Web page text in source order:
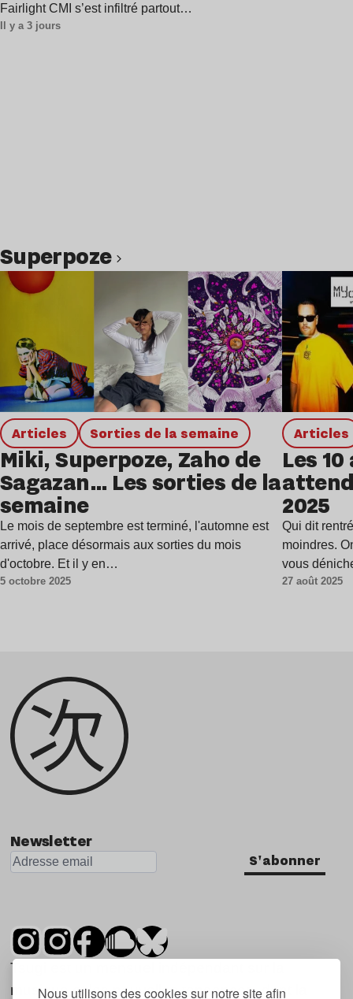
Nous utilisons des cookies sur notre site afin
Fairlight CMI s’est infiltré partout…
Il y a 3 jours
Superpoze
Articles Sorties de la semaine
Miki, Superpoze, Zaho de
Sagazan… Les sorties de la
semaine
Le mois de septembre est terminé, l'automne est
arrivé, place désormais aux sorties du mois
d'octobre. Et il y en…
5 octobre 2025
Articles
Les
2025
Qui dit
moindres.
vous
27 août 2025
Lire l’article
Newsletter
S'abonner
Tsugi est un mensuel indépendant sur la
musique et les nouvelles tendances, dont la